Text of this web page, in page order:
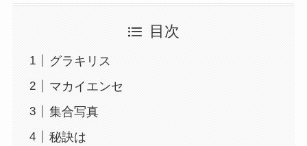
目次
グラキリス
マカイエンセ
集合写真
秘訣は